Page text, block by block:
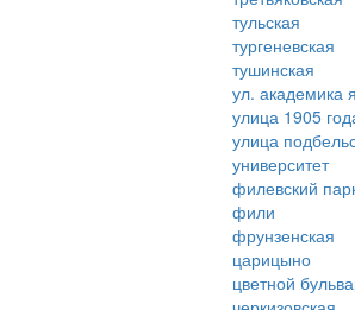
тульская
тургеневская
тушинская
ул. академика
улица 1905
улица
университет
филевский
фили
фрунзенская
царицыно
цветной